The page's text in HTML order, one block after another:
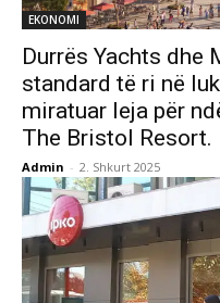
EKONOMI
Durrës Yachts dhe
standard të ri në
miratuar leja për
The Bristol Resort.
Admin - 2. Shkurt 2025